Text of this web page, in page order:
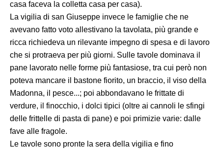
casa faceva la colletta casa per casa).
La vigilia di san Giuseppe invece le famiglie che ne
avevano fatto voto allestivano la tavolata, più grande e
ricca richiedeva un rilevante impegno di spesa e di lavoro
che si protraeva per più giorni. Sulle tavole dominava il
pane lavorato nelle forme più fantasiose, tra cui però non
poteva mancare il bastone fiorito, un braccio, il viso della
Madonna, il pesce...; poi abbondavano le frittate di
verdure, il finocchio, i dolci tipici (oltre ai cannoli le sfingi
delle frittelle di pasta di pane) e poi primizie varie: dalle
fave alle fragole.
Le tavole sono pronte la sera della vigilia e fino